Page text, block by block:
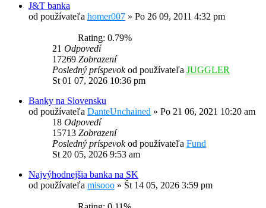
J&T banka
od používateľa homer007 » Po 26 09, 2011 4:32 pm
Rating: 0.79%
21 Odpovedí
17269 Zobrazení
Posledný príspevokod používateľa JUGGLER
St 01 07, 2026 10:36 pm
Banky na Slovensku
od používateľa DanteUnchained » Po 21 06, 2021 10:20 am
18 Odpovedí
15713 Zobrazení
Posledný príspevokod používateľa Fund
St 20 05, 2026 9:53 am
Najvýhodnejšia banka na SK
od používateľa misooo » Št 14 05, 2026 3:59 pm